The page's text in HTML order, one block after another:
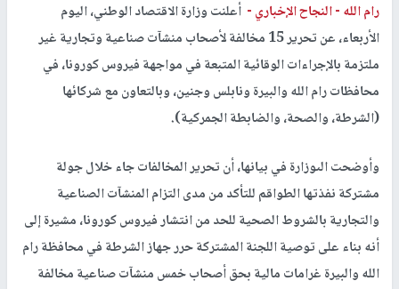
رام الله -النجاح الإخباري - أعلنت وزارة الاقتصاد الوطني، اليوم
الأربعاء، عن تحرير 15 مخالفة لأصحاب منشآت صناعية وتجارية غير
ملتزمة بالإجراءات الوقائية المتبعة في مواجهة فيروس كورونا، في
محافظات رام الله والبيرة ونابلس وجنين، وبالتعاون مع شركائها
(الشرطة، والصحة، والضابطة الجمركية).
وأوضحت الىوزارة في بيانها، أن تحرير المخالفات جاء خلال جولة
مشتركة نفذتها الطواقم للتأكد من مدى التزام المنشآت الصناعية
والتجارية بالشروط الصحية للحد من انتشار فيروس كورونا، مشيرة إلى
أنه بناء على توصية اللجنة المشتركة حرر جهاز الشرطة في محافظة رام
الله والبيرة غرامات مالية بحق أصحاب خمس منشآت صناعية مخالفة